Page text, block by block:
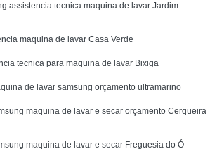
assistencia tecnica maquina de lavar Jardim
maquina de lavar Casa Verde
tecnica para maquina de lavar Bixiga
de lavar samsung orçamento ultramarino
maquina de lavar e secar orçamento Cerqueira
maquina de lavar e secar Freguesia do Ó